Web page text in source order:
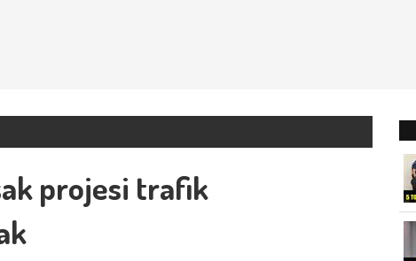
projesi trafik